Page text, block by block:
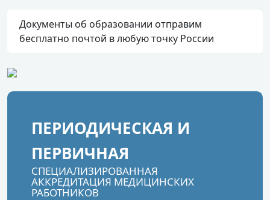
Документы об образовании отправим
бесплатно почтой в любую точку России
ПЕРИОДИЧЕСКАЯ И
ПЕРВИЧНАЯ
СПЕЦИАЛИЗИРОВАННАЯ
АККРЕДИТАЦИЯ МЕДИЦИНСКИХ
РАБОТНИКОВ